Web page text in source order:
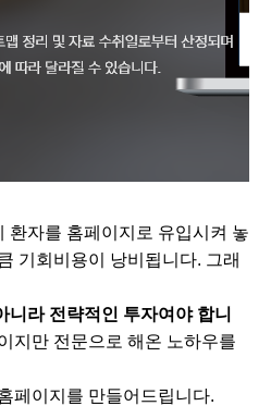
환자를 홈페이지로 유입시켜 놓
기회비용이 낭비됩니다. 그래
니라 전략적인 투자여야 합니
지만 전문으로 해온 노하우를
페이지를 만들어드립니다.